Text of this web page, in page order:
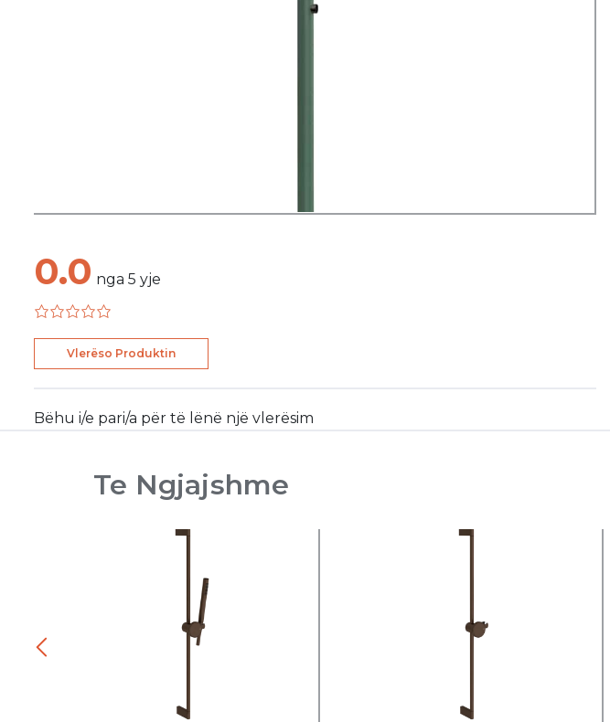
0.0 nga 5 yje
Vlerëso Produktin
Bëhu i/e pari/a për të lënë një vlerësim
Te Ngjajshme